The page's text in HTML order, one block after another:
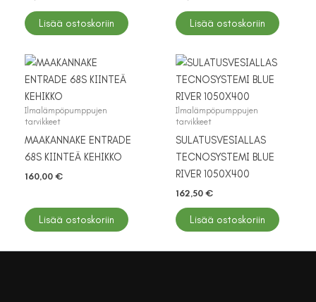
Lisää ostoskoriin Lisää ostoskoriin
Ilmalämpöpumppujen
tarvikkeet
MAAKANNAKE ENTRADE
68S KIINTEÄ KEHIKKO
160,00 €
Lisää ostoskoriin
Ilmalämpöpumppujen
tarvikkeet
SULATUSVESIALLAS
TECNOSYSTEMI BLUE
RIVER 1050X400
162,50 €
Lisää ostoskoriin